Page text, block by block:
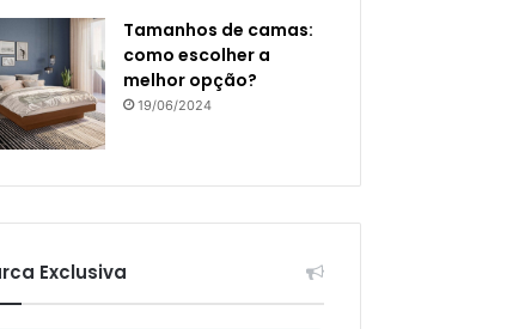
Tamanhos de camas:
como escolher a
melhor opção?
19/06/2024
Exclusiva